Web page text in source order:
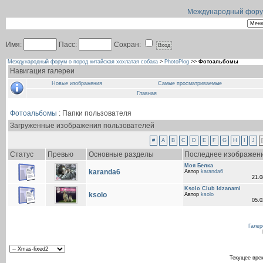
Международный
Имя: Пасс: Сохран:
Международный форум о пород китайская хохлатая собака > PhotoPlog >> Фотоальбомы
Навигация галереи
Новые изображения
Самые просматриваемые
Главная
Фотоальбомы : Папки пользователя
Загруженные изображения пользователей
# A B C D E F G H J [
Статус Превью Основные разделы Последнее
karanda6
Моя Белка
Автор karanda6
ksolo
Ksolo Club Idzanami
Автор ksolo
Текущее